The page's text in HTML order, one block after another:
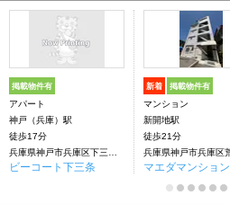
掲載物件有
アパート
神戸（兵庫）駅
徒歩17分
ビーコート下三条
新着 掲載物件有
マンション
新開地駅
徒歩21分
マエダマンション